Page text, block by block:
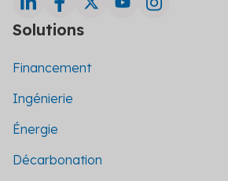
Solutions
Financement
Ingénierie
Énergie
Décarbonation